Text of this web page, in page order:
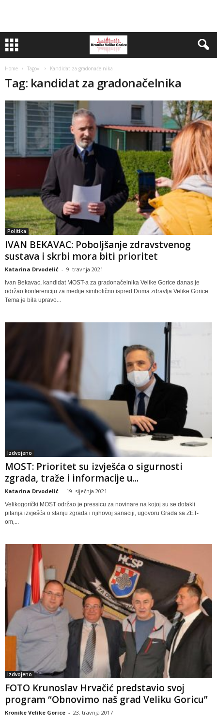
Home Tagovi Kandidat za gradonačelnika
Tag: kandidat za gradonačelnika
Politika
IVAN BEKAVAC: Poboljšanje zdravstvenog
sustava i skrbi mora biti prioritet
Katarina Drvodelić - 9. travnja 2021
Ivan Bekavac, kandidat MOST-a za gradonačelnika Velike Gorice danas je
održao konferenciju za medije simbolično ispred Doma zdravlja Velike Gorice.
Tema je bila upravo...
Izdvojeno
MOST: Prioritet su izvješća o sigurnosti
zgrada, traže i informacije u...
Katarina Drvodelić - 19. siječnja 2021
Velikogorički MOST održao je pressicu za novinare na kojoj su se dotakli
pitanja izvješća o stanju zgrada i njihovoj sanaciji, ugovoru Grada sa ZET-
om,...
Izdvojeno
FOTO Krunoslav Hrvačić predstavio svoj
program “Obnovimo naš grad Veliku Goricu”
Kronike Velike Gorice - 23. travnja 2017